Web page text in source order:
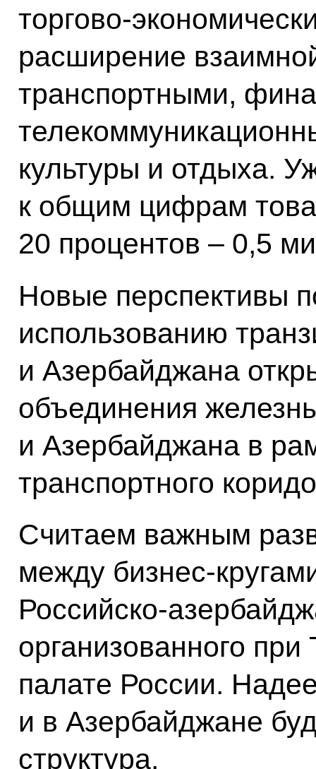
торгово-
расширение
транспортными,
культуры и отдыха.
к общим цифрам
20 процентов – 0,5
Новые перспективы
использованию
и Азербайджана
объединения
и Азербайджана в
транспортного
Считаем важным
между бизнес-
Российско-
организованного
палате России.
и в Азербайджане
структура.